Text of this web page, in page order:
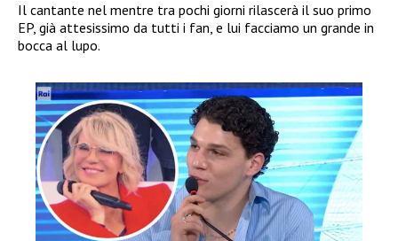
Il cantante nel mentre tra pochi giorni rilascerà il suo primo
EP, già attesissimo da tutti i fan, e lui facciamo un grande in
bocca al lupo.